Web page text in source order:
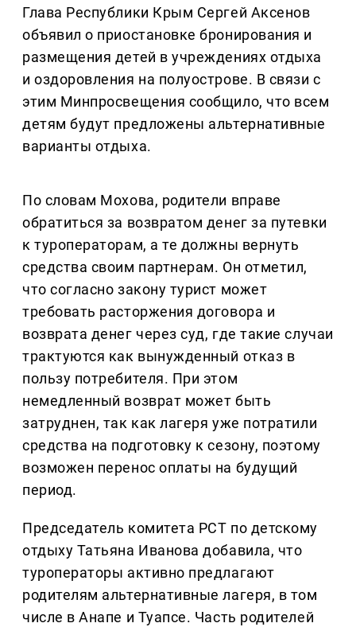
Глава Республики Крым Сергей Аксенов
объявил о приостановке бронирования и
размещения детей в учреждениях отдыха
и оздоровления на полуострове. В связи с
этим Минпросвещения сообщило, что всем
детям будут предложены альтернативные
варианты отдыха.
По словам Мохова, родители вправе
обратиться за возвратом денег за путевки
к туроператорам, а те должны вернуть
средства своим партнерам. Он отметил,
что согласно закону турист может
требовать расторжения договора и
возврата денег через суд, где такие случаи
трактуются как вынужденный отказ в
пользу потребителя. При этом
немедленный возврат может быть
затруднен, так как лагеря уже потратили
средства на подготовку к сезону, поэтому
возможен перенос оплаты на будущий
период.
Председатель комитета РСТ по детскому
отдыху Татьяна Иванова добавила, что
туроператоры активно предлагают
родителям альтернативные лагеря, в том
числе в Анапе и Туапсе. Часть родителей